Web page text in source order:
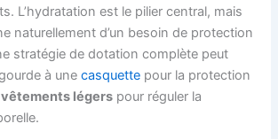
L’hydratation est le pilier central, mais
naturellement d’un besoin de protection
stratégie de dotation complète peut
à unecasquette pour la protection
vêtements légers pour réguler la